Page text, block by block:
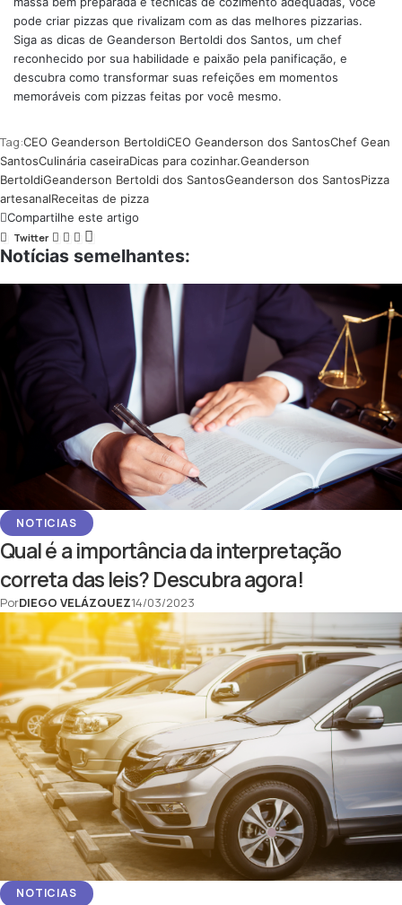
pode criar pizzas que rivalizam com as das melhores pizzarias.
Siga as dicas de Geanderson Bertoldi dos Santos, um chef
reconhecido por sua habilidade e paixão pela panificação, e
descubra como transformar suas refeições em momentos
memoráveis com pizzas feitas por você mesmo.
Tag:CEO Geanderson BertoldiCEO Geanderson dos SantosChef Gean
SantosCulinária caseiraDicas para cozinhar.Geanderson
BertoldiGeanderson Bertoldi dos SantosGeanderson dos SantosPizza
artesanalReceitas de pizza
Compartilhe este artigo
Twitter
Notícias semelhantes:
NOTICIAS
Qual é a importância da interpretação
correta das leis? Descubra agora!
PorDIEGO VELÁZQUEZ14/03/2023
NOTICIAS